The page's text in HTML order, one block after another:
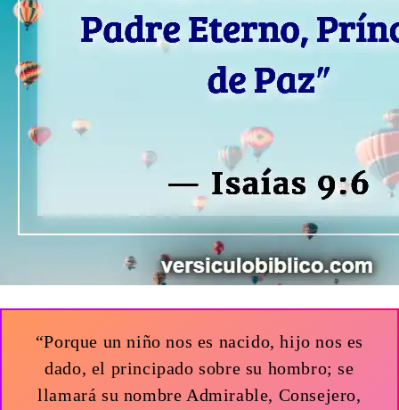
“Porque un niño nos es nacido, hijo nos es
dado, el principado sobre su hombro; se
llamará su nombre Admirable, Consejero,